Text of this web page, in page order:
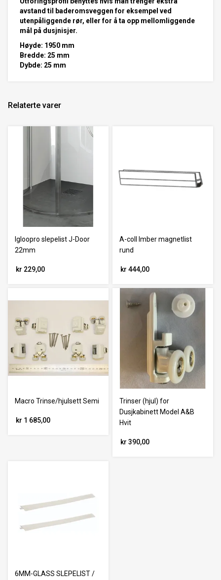
avstand til baderomsveggen for eksempel ved
utenpåliggende rør, eller for å ta opp mellomliggende
mål på dusjnisjer.
Høyde: 1950 mm
Bredde: 25 mm
Dybde: 25 mm
Relaterte varer
Igloopro slepelist J-Door
22mm
kr 229,00
A-coll Imber magnetlist
rund
kr 444,00
Macro Trinse/hjulsett Semi
kr 1 685,00
Trinser (hjul) for
Dusjkabinett Model A&B
Hvit
kr 390,00
6MM-GLASS SLEPELIST /